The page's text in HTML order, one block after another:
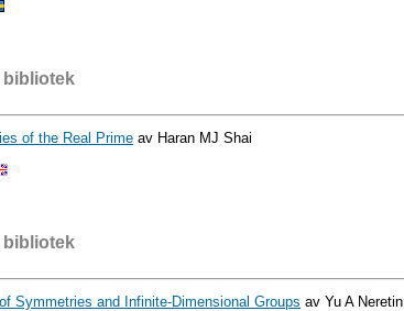
bibliotek
of the Real Prime av Haran MJ Shai
bibliotek
Symmetries and Infinite-Dimensional Groups av Yu A Neretin